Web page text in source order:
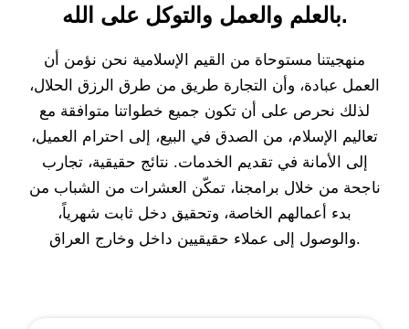
بالعلم والعمل والتوكل على الله.
منهجيتنا مستوحاة من القيم الإسلامية نحن نؤمن أن
العمل عبادة، وأن التجارة طريق من طرق الرزق الحلال،
لذلك نحرص على أن تكون جميع خطواتنا متوافقة مع
تعاليم الإسلام، من الصدق في البيع، إلى احترام العميل،
إلى الأمانة في تقديم الخدمات. نتائج حقيقية، تجارب
ناجحة من خلال برامجنا، تمكّن العشرات من الشباب من
بدء أعمالهم الخاصة، وتحقيق دخل ثابت شهرياً،
والوصول إلى عملاء حقيقيين داخل وخارج العراق.